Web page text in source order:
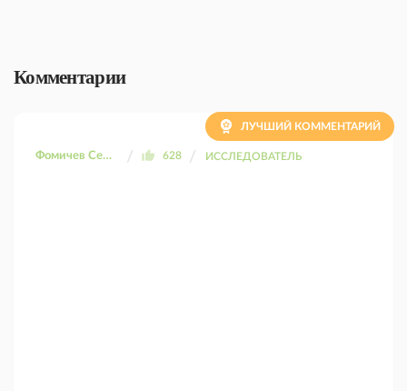
Комментарии
Фомичев Сергей 628 ИССЛЕДОВАТЕЛЬ
ЛУЧШИЙ КОММЕНТАРИЙ